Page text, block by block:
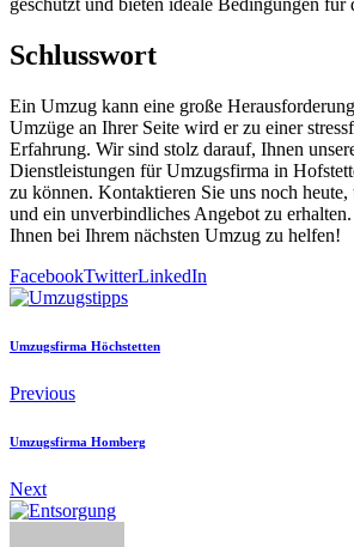
geschützt und bieten ideale Bedingungen
Schlusswort
Ein Umzug kann eine große
Umzüge an Ihrer Seite wird er zu einer
Erfahrung. Wir sind stolz darauf, Ihnen
Dienstleistungen für Umzugsfirma in
zu können. Kontaktieren Sie uns noch heute,
und ein unverbindliches Angebot zu
Ihnen bei Ihrem nächsten Umzug zu helfen!
FacebookTwitterLinkedIn
Umzugsfirma Höchstetten
Previous
Umzugsfirma Homberg
Next